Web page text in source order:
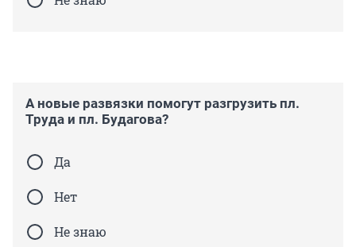
А новые развязки помогут разгрузить пл.
Труда и пл. Будагова?
Да
Нет
Не знаю